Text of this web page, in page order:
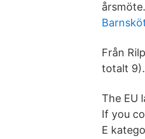
årsmöte.
Från
totalt 9).
The EU
If you
E